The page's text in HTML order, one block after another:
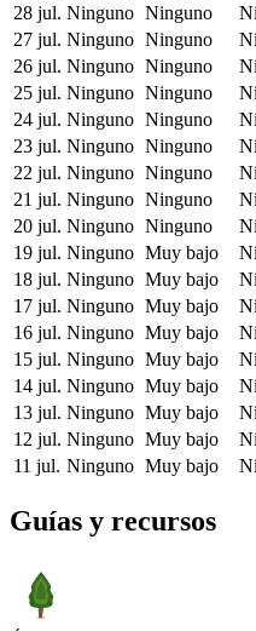
28 jul. Ninguno Ninguno
27 jul. Ninguno Ninguno
26 jul. Ninguno Ninguno
25 jul. Ninguno Ninguno
24 jul. Ninguno Ninguno
23 jul. Ninguno Ninguno
22 jul. Ninguno Ninguno
21 jul. Ninguno Ninguno
20 jul. Ninguno Ninguno
19 jul. Ninguno Muy bajo
18 jul. Ninguno Muy bajo
17 jul. Ninguno Muy bajo
16 jul. Ninguno Muy bajo
15 jul. Ninguno Muy bajo
14 jul. Ninguno Muy bajo
13 jul. Ninguno Muy bajo
12 jul. Ninguno Muy bajo
11 jul. Ninguno Muy bajo
Guías y recursos